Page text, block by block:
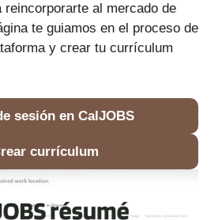
reincorporarte al mercado de
te guiamos en el proceso de
y crear tu currículum
sesión en CalJOBS
currículum